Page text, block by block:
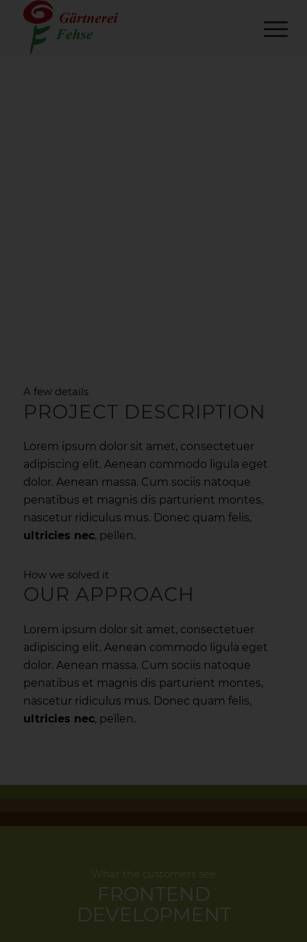
A few details
PROJECT DESCRIPTION
Lorem ipsum dolor sit amet, consectetuer
adipiscing elit. Aenean commodo ligula eget
dolor. Aenean massa. Cum sociis natoque
penatibus et magnis dis parturient montes,
nascetur ridiculus mus. Donec quam felis,
ultricies nec, pellen.
How we solved it
OUR APPROACH
Lorem ipsum dolor sit amet, consectetuer
adipiscing elit. Aenean commodo ligula eget
dolor. Aenean massa. Cum sociis natoque
penatibus et magnis dis parturient montes,
nascetur ridiculus mus. Donec quam felis,
ultricies nec, pellen.
What the customers see
FRONTEND
DEVELOPMENT